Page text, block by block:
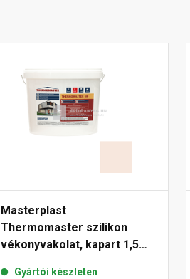
Masterplast
Thermomaster szilikon
vékonyvakolat, kapart 1,5
Gyártói készleten